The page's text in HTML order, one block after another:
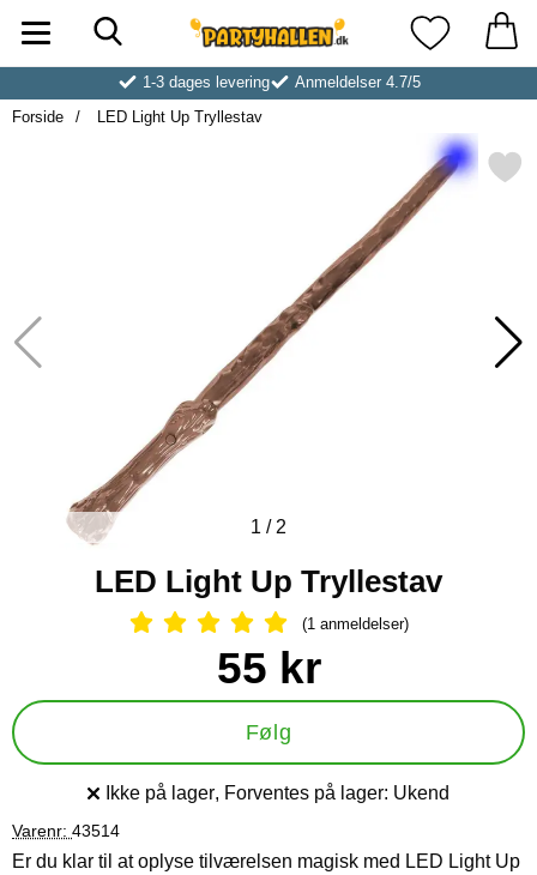
Startside for Partyhallen AB Mine
1-3 dages levering
Anmeldelser 4.7/5
Forside
LED Light Up Tryllestav
Markér lED Light Up
1 / 2
LED Light Up Tryllestav
Anmeldelser: 5 Stjerne, Spring til
(1 anmeldelser)
Køb dette produkt LED Light Up Tryllestav
pris
55 kr
Følg
Produkttilgængelighed:
Ikke på lager, Forventes på lager: Ukend
Varenr: 43514
Er du klar til at oplyse tilværelsen magisk med LED Light Up